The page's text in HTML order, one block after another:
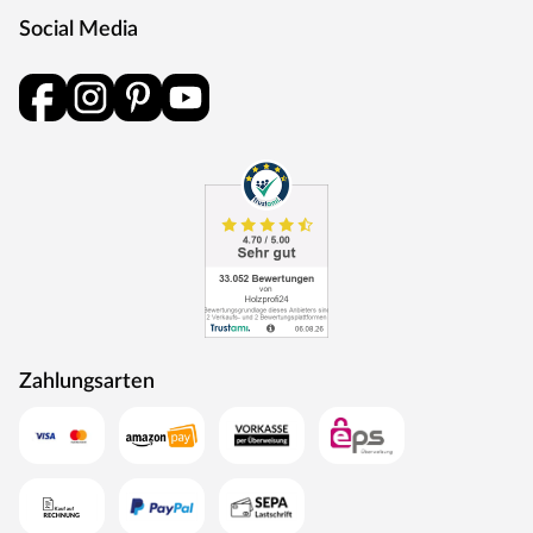
Karibu – Naturprodukte von hoher Qualität
Gartenhaus, Sauna, Spielgerät, Carport oder Pool –
made in Germany. Dabei ist hohe Qualität Standard und
nachhaltig bewirtschafteten Wäldern Nordeuropas,
kommt zur Verarbeitung. Durch sein langsames
Wachstum ist es besonders hart und widerstandsfähig.
Modernste Technologien sorgen für passgenaue
Fertigung. Karibu setzt Akzente in Qualität und Design.
Kinder von 3 bis 14 Jahren. Benutzung nur unter
unmittelbarer Aufsicht von Erwachsenen. Stolper-
und/oder Sturzgefahr. Nur für den häuslichen, privaten
Verwendung im Freien. Spieltürme/Stelzenhäuser mit
Social Media
Zahlungsarten